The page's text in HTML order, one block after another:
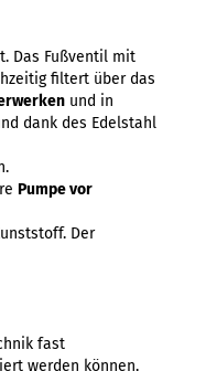
Das Fußventil mit
filtert über das
und in
dank des Edelstahl
Pumpe vor
Der
fast
werden können,